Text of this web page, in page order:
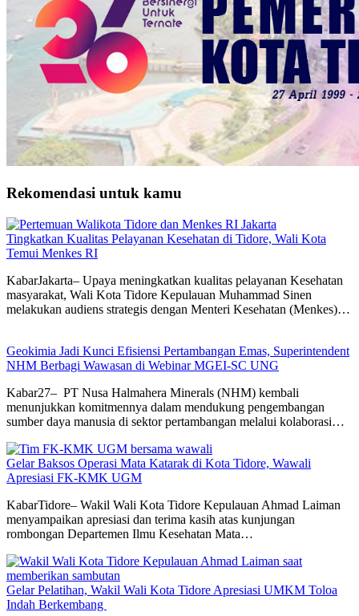
Rekomendasi untuk kamu
Tingkatkan Kualitas Pelayanan Kesehatan di Tidore, Wali Kota
Temui Menkes RI
KabarJakarta– Upaya meningkatkan kualitas pelayanan Kesehatan
masyarakat, Wali Kota Tidore Kepulauan Muhammad Sinen
melakukan audiens strategis dengan Menteri Kesehatan (Menkes)…
Geokimia Jadi Kunci Efisiensi Pertambangan Emas, Superintendent
NHM Berbagi Wawasan di Webinar MGEI-SC UNG
Kabar27– PT Nusa Halmahera Minerals (NHM) kembali
menunjukkan komitmennya dalam mendukung pengembangan
sumber daya manusia di sektor pertambangan melalui kolaborasi…
Gelar Baksos Operasi Mata Katarak di Kota Tidore, Wawali
Apresiasi FK-KMK UGM
KabarTidore– Wakil Wali Kota Tidore Kepulauan Ahmad Laiman
menyampaikan apresiasi dan terima kasih atas kunjungan
rombongan Departemen Ilmu Kesehatan Mata…
Gelar Pelatihan, Wakil Wali Kota Tidore Apresiasi UMKM Toloa
Indah Berkembang